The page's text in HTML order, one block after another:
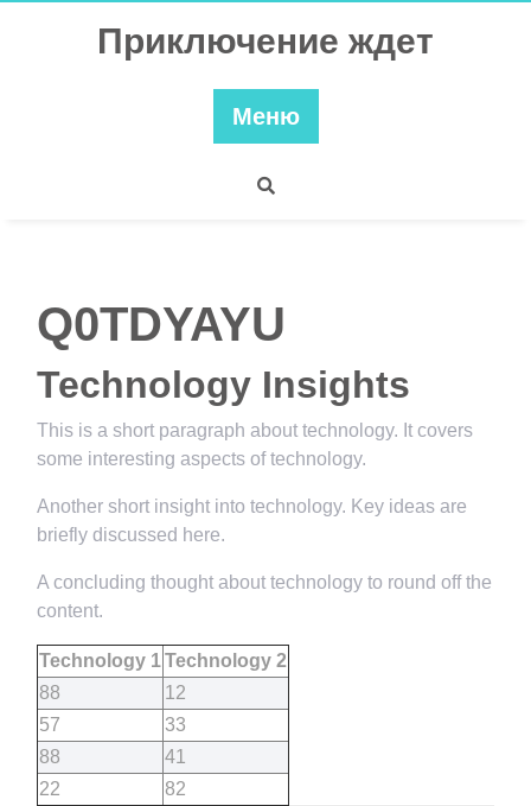
Приключение ждет
Меню
Q0TDYAYU
Technology Insights
This is a short paragraph about technology. It covers
some interesting aspects of technology.
Another short insight into technology. Key ideas are
briefly discussed here.
A concluding thought about technology to round off the
content.
Technology 1Technology 2
88
12
57
33
88
41
22
82